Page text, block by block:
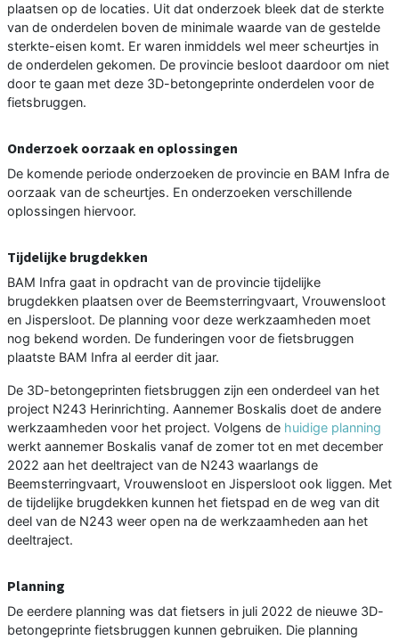
plaatsen op de locaties. Uit dat onderzoek bleek dat de sterkte
van de onderdelen boven de minimale waarde van de gestelde
sterkte-eisen komt. Er waren inmiddels wel meer scheurtjes in
de onderdelen gekomen. De provincie besloot daardoor om niet
door te gaan met deze 3D-betongeprinte onderdelen voor de
fietsbruggen.
Onderzoek oorzaak en oplossingen
De komende periode onderzoeken de provincie en BAM Infra de
oorzaak van de scheurtjes. En onderzoeken verschillende
oplossingen hiervoor.
Tijdelijke brugdekken
BAM Infra gaat in opdracht van de provincie tijdelijke
brugdekken plaatsen over de Beemsterringvaart, Vrouwensloot
en Jispersloot. De planning voor deze werkzaamheden moet
nog bekend worden. De funderingen voor de fietsbruggen
plaatste BAM Infra al eerder dit jaar.
De 3D-betongeprinten fietsbruggen zijn een onderdeel van het
project N243 Herinrichting. Aannemer Boskalis doet de andere
werkzaamheden voor het project. Volgens de huidige planning
werkt aannemer Boskalis vanaf de zomer tot en met december
2022 aan het deeltraject van de N243 waarlangs de
Beemsterringvaart, Vrouwensloot en Jispersloot ook liggen. Met
de tijdelijke brugdekken kunnen het fietspad en de weg van dit
deel van de N243 weer open na de werkzaamheden aan het
deeltraject.
Planning
De eerdere planning was dat fietsers in juli 2022 de nieuwe 3D-
betongeprinte fietsbruggen kunnen gebruiken. Die planning